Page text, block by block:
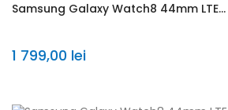
Samsung Galaxy Watch8 44mm LTE...
1 799,00 lei